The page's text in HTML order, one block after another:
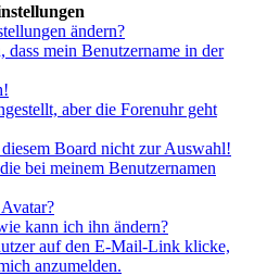
ändern?
mein Benutzername in der
aber die Forenuhr geht
Board nicht zur Auswahl!
bei meinem Benutzernamen
kann ich ihn ändern?
auf den E-Mail-Link klicke,
anzumelden.